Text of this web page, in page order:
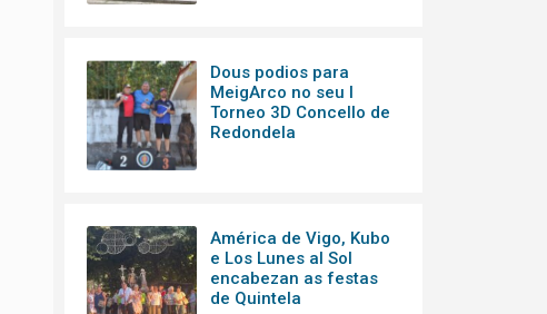
Dous podios para
MeigArco no seu I
Torneo 3D Concello de
Redondela
América de Vigo, Kubo
e Los Lunes al Sol
encabezan as festas
de Quintela